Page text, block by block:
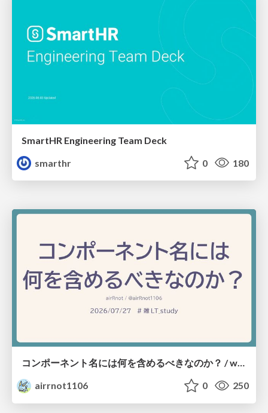
SmartHR Engineering Team Deck
smarthr
0 180
コンポーネント名には何を含めるべきなのか？ / what-should-be-included-in-component-names
airrnot1106
0 250